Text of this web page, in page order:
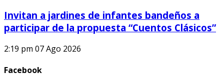
Invitan a jardines de infantes bandeños a
participar de la propuesta “Cuentos Clásicos”
2:19 pm 07 Ago 2026
Facebook